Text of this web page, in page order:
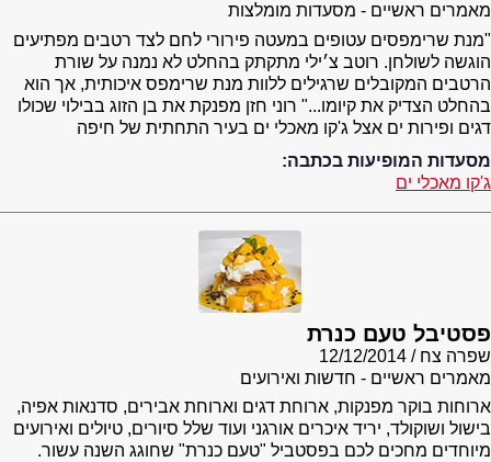
מאמרים ראשיים - מסעדות מומלצות
"מנת שרימפסים עטופים במעטה פירורי לחם לצד רטבים מפתיעים
הוגשה לשולחן. רוטב צ׳ילי מתקתק בהחלט לא נמנה על שורת
הרטבים המקובלים שרגילים ללוות מנת שרימפס איכותית, אך הוא
בהחלט הצדיק את קיומו..." רוני חזן מפנקת את בן הזוג בבילוי שכולו
דגים ופירות ים אצל ג'קו מאכלי ים בעיר התחתית של חיפה
מסעדות המופיעות בכתבה:
ג'קו מאכלי ים
פסטיבל טעם כנרת
שפרה צח
12/12/2014
מאמרים ראשיים - חדשות ואירועים
ארוחות בוקר מפנקות, ארוחת דגים וארוחת אבירים, סדנאות אפיה,
בישול ושוקולד, יריד איכרים אורגני ועוד שלל סיורים, טיולים ואירועים
מיוחדים מחכים לכם בפסטביל "טעם כנרת" שחוגג השנה עשור.